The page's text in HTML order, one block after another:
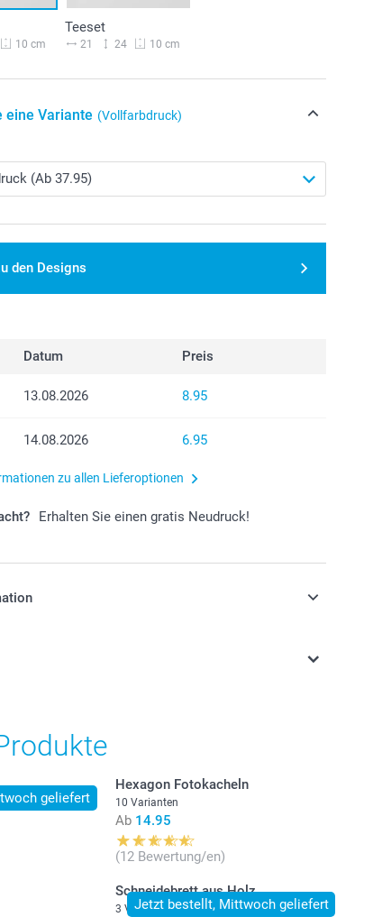
10 cm
Teeset
21 24 10 cm
eine Variante (Vollfarbdruck)
den Designs
Datum Preis
13.08.2026 8.95
14.08.2026 6.95
zu allen Lieferoptionen
Erhalten Sie einen gratis Neudruck!
sich in Schweizer Franken (CHF) inkl. MwSt. und
geliefert
Hexagon Fotokacheln
10 Varianten
Ab 14.95
(12 Bewertung/en)
Jetzt bestellt, Mittwoch geliefert
Schneidebrett aus Holz
3 Varianten